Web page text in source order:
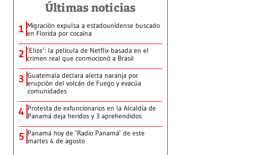
Últimas noticias
1 Migración expulsa a estadounidense buscado
en Florida por cocaína
2 ‘Elize’: la película de Netflix basada en el
crimen real que conmocionó a Brasil
3 Guatemala declara alerta naranja por
erupción del volcán de Fuego y evacúa
comunidades
4 Protesta de exfuncionarios en la Alcaldía de
Panamá deja heridos y 3 aprehendidos
5 Panamá hoy de ‘Radio Panamá’ de este
martes 4 de agosto